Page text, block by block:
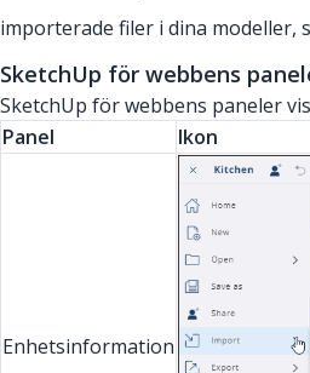
importerade filer i dina modeller,
SketchUp för webbens
SketchUp för webbens paneler
Panel
Ikon
Enhetsinformation